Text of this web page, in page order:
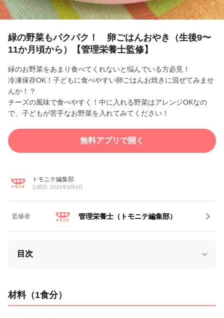
V
i
d
e
o
緑の野菜もパクパク！ 卵ごはんおやき（生後9〜
11か月頃から）【管理栄養士監修】
緑のお野菜をあまり食べてくれないと悩んでいる方必見！
冷凍保存OK！子どもに食べやすい卵ごはんお焼きに混ぜてみませ
んか！？
チーズの風味で食べやすく！中に入れる野菜はアレンジOKなの
で、子どもが苦手なお野菜を入れてみてください！
無料アプリで開く
トモニテ編集部
公開日: 2021年3月4日
監修者 管理栄養士（トモニテ編集部）
目次
材料（1食分）